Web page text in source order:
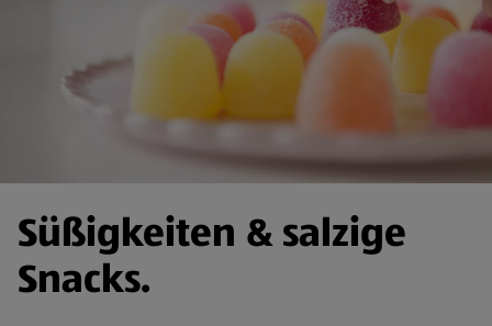
Süßigkeiten & salzige
Snacks.